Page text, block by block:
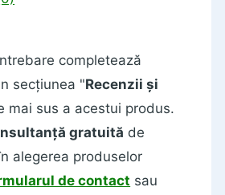
completează
secțiunea "Recenzii și
mai sus a acestui produs.
gratuită de
alegerea produselor
de contact sau